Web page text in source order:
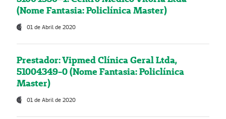
(Nome Fantasia: Policlínica Master)
01 de Abril de 2020
Prestador: Vipmed Clínica Geral Ltda,
51004349-0 (Nome Fantasia: Policlínica
Master)
01 de Abril de 2020